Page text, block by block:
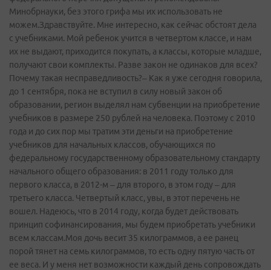
Минобрнауки, без этого грифа мы их использовать не
можем.Здравствуйте. Мне интересно, как сейчас обстоят дела
с учебниками. Мой ребенок учится в четвертом классе, и нам
их не выдают, приходится покупать, а классы, которые младше,
получают свои комплекты. Разве закон не одинаков для всех?
Почему такая несправедливость?– Как я уже сегодня говорила,
до 1 сентября, пока не вступил в силу новый закон об
образовании, регион выделял нам субвенции на приобретение
учебников в размере 250 рублей на человека. Поэтому с 2010
года и до сих пор мы тратим эти деньги на приобретение
учебников для начальных классов, обучающихся по
федеральному государственному образовательному стандарту
начального общего образования: в 2011 году только для
первого класса, в 2012-м – для второго, в этом году – для
третьего класса. Четвертый класс, увы, в этот перечень не
вошел. Надеюсь, что в 2014 году, когда будет действовать
принцип софинансирования, мы будем приобретать учебники
всем классам.Моя дочь весит 35 килограммов, а ее ранец
порой тянет на семь килограммов, то есть одну пятую часть от
ее веса. И у меня нет возможности каждый день сопровождать